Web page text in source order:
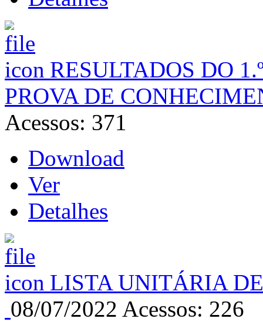
RESULTADOS DO
PROVA DE
Acessos: 371
Download
Ver
Detalhes
LISTA UNITÁRIA
08/07/2022 Acessos: 226